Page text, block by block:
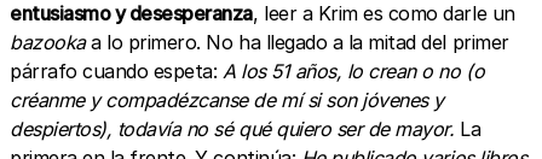
entusiasmo y desesperanza, leer a Krim es como darle un
bazookaa lo primero. No ha llegado a la mitad del primer
párrafo cuando espeta: A los 51 años, lo crean o no (o
créanme y compadézcanse de mí si son jóvenes y
despiertos), todavía no sé qué quiero ser de mayor. La